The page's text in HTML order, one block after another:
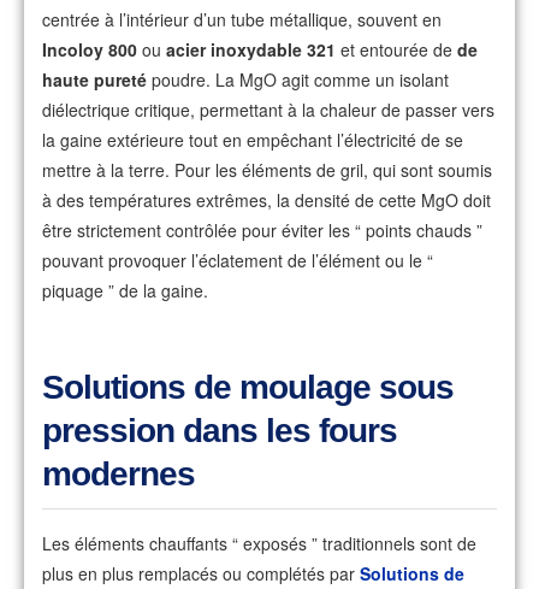
centrée à l’intérieur d’un tube métallique, souvent en
Incoloy 800 ou acier inoxydable 321 et entourée de de
haute pureté poudre. La MgO agit comme un isolant
diélectrique critique, permettant à la chaleur de passer vers
la gaine extérieure tout en empêchant l’électricité de se
mettre à la terre. Pour les éléments de gril, qui sont soumis
à des températures extrêmes, la densité de cette MgO doit
être strictement contrôlée pour éviter les “ points chauds ”
pouvant provoquer l’éclatement de l’élément ou le “
piquage ” de la gaine.
Solutions de moulage sous
pression dans les fours
modernes
Les éléments chauffants “ exposés ” traditionnels sont de
plus en plus remplacés ou complétés par Solutions de